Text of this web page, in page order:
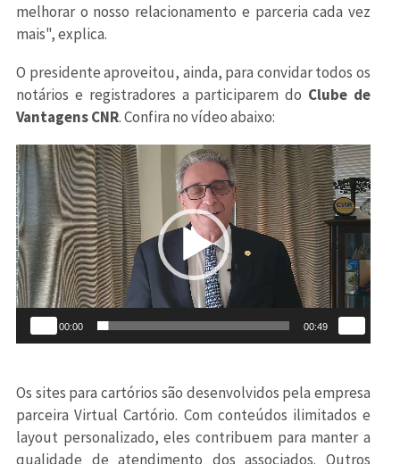
melhorar o nosso relacionamento e parceria cada vez
mais", explica.
O presidente aproveitou, ainda, para convidar todos os
notários e registradores a participarem do Clube de
Vantagens CNR. Confira no vídeo abaixo:
Tocador
de
vídeo
00:00 00:49
Os sites para cartórios são desenvolvidos pela empresa
parceira Virtual Cartório. Com conteúdos ilimitados e
layout personalizado, eles contribuem para manter a
qualidade de atendimento dos associados. Outros